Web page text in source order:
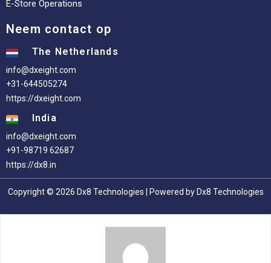
E-Store Operations
Neem contact op
The Netherlands
info@dxeight.com
+31-644505274
https://dxeight.com
India
info@dxeight.com
+91-98719 62687
https://dx8.in
Copyright © 2026 Dx8 Technologies | Powered by Dx8 Technologies